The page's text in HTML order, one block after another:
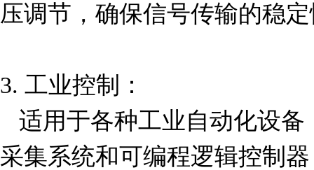
压调节，确保信号传输的稳
3. 工业控制：
采集系统和可编程逻辑控制